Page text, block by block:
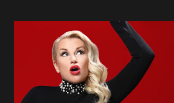
parle aussi du fait que nous sommes
équilibre entre notre volonté et le
Sauvé déambule sur un monticule qui
que gravissent les sages. L'occasion
besoin de gigoter, tout aussi fort que